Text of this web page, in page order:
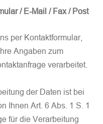
/ E-Mail / Fax / Post
per Kontaktformular,
Angaben zum
verarbeitet.
der Daten ist bei
Ihnen Art. 6 Abs. 1 S. 1
für die Verarbeitung